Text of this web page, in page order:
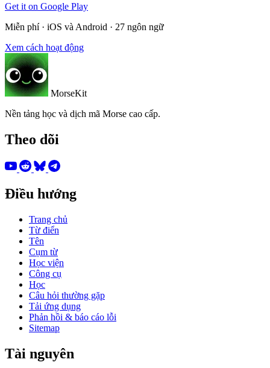
Get it on Google Play
Miễn phí · iOS và Android · 27 ngôn ngữ
Xem cách hoạt động
MorseKit
Nền tảng học và dịch mã Morse cao cấp.
Theo dõi
Điều hướng
Trang chủ
Từ điển
Tên
Cụm từ
Học viện
Công cụ
Học
Câu hỏi thường gặp
Tải ứng dụng
Phản hồi & báo cáo lỗi
Sitemap
Tài nguyên